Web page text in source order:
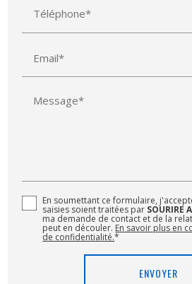
Téléphone*
Email*
Message*
En soumettant ce formulaire,
saisies soient traitées par SOURIRE
ma demande de contact et de la
peut en découler. En savoir plus en
de confidentialité.*